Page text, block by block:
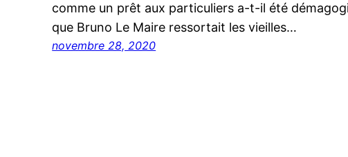
comme un prêt aux particuliers a-t-il été
que Bruno Le Maire ressortait les vieilles…
novembre 28, 2020